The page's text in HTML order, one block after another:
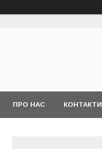
ПРО НАС КОНТАКТИ